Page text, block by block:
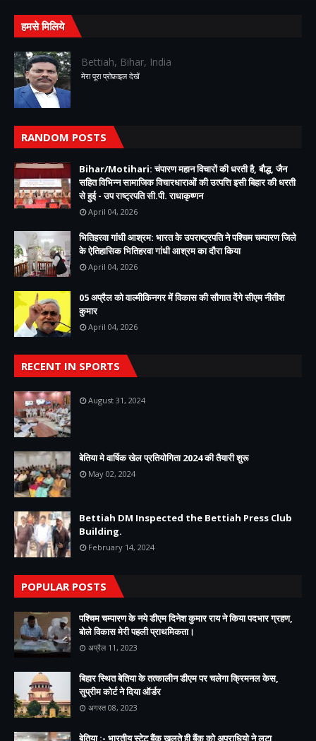
हमसे मिलिये
Bettiah, Bihar, India
मेरा पूरा प्रोफ़ाइल देखें
RANDOM POSTS
Bihar/Motihari: चंपारण महान विचारों की धरती है, बौद्ध, जैन
सहित विभिन्न सामाजिक विचारधाराओं की उत्पत्ति इसी बिहार की धरती
से हुई - उप राष्ट्रपति सी.पी. राधाकृष्णन
April 04, 2026
भितिहरवा गांधी आश्रम: भारत के उपराष्ट्रपति ने पश्चिम चम्पारण जिले
के ऐतिहासिक भितिहरवा गांधी आश्रम का दौरा किया
April 04, 2026
05 अप्रैल को वाल्मीकिनगर में विकास की सौगात देंगे सीएम नीतीश
कुमार
April 04, 2026
RECENT IN SPORTS
August 31, 2024
बेतिया मे वार्षिक खेल प्रतियोगिता 2024 की तैयारी शुरू
May 02, 2024
Bettiah DM Inspected the Bettiah Press Club
Building.
February 14, 2024
POPULAR POSTS
पश्चिम चम्पारण के नये डीएम दिनेश कुमार राय ने किया पदभार ग्रहण,
बोले विकास मेरी पहली प्राथमिकता।
अप्रैल 11, 2023
बिहार स्थित बेतिया के तत्कालीन डीएम पर चलेगा क्रिमनल केस,
सुप्रीम कोर्ट ने दिया ऑर्डर
अगस्त 08, 2023
बेतिया :- भारतीय स्टेट बैंक खुलते ही बैंक को अपराधियो ने लूटा